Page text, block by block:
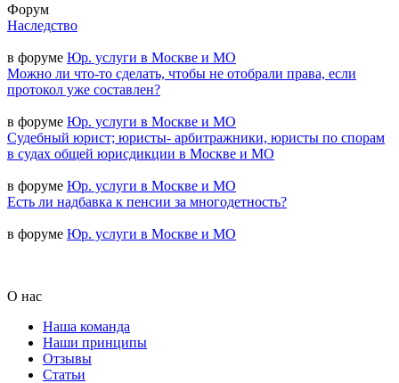
Форум
Наследство
в форуме Юр. услуги в Москве и МО
Можно ли что-то сделать, чтобы не отобрали права, если
протокол уже составлен?
в форуме Юр. услуги в Москве и МО
Судебный юрист; юристы- арбитражники, юристы по спорам
в судах общей юрисдикции в Москве и МО
в форуме Юр. услуги в Москве и МО
Есть ли надбавка к пенсии за многодетность?
в форуме Юр. услуги в Москве и МО
О нас
Наша команда
Наши принципы
Отзывы
Статьи